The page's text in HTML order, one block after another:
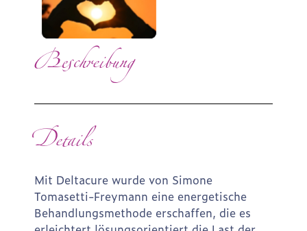
Beschreibung
Details
Mit Deltacure wurde von Simone
Tomasetti-Freymann eine energetische
Behandlungsmethode erschaffen, die es